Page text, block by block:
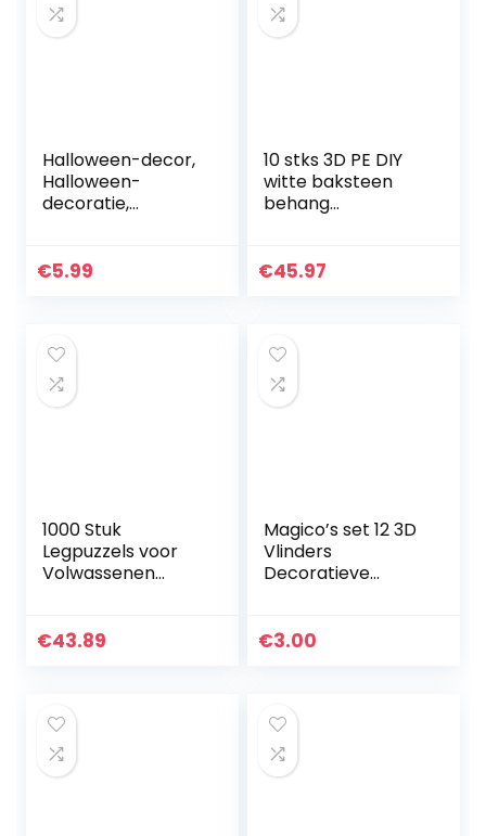
Halloween-decor,
Halloween-
decoratie,
kinderfeestje, 3D-
raam…
€5.99
10 stks 3D PE DIY
witte baksteen
behang
wandpaneel,
€45.97
1000 Stuk
Legpuzzels voor
Volwassenen
Meest Ttalent F
€43.89
Magico’s set 12 3D
Vlinders
Decoratieve
ideaal om een ​​
€3.00